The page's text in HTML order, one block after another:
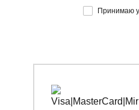
Принимаю